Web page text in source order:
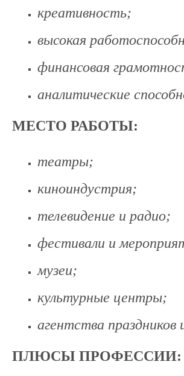
креативность;
высокая
финансовая
аналитические
МЕСТО РАБОТЫ:
театры;
киноиндустрия;
телевидение и радио;
фестивали и
музеи;
культурные центры;
агентства праздников
ПЛЮСЫ ПРОФЕССИИ: